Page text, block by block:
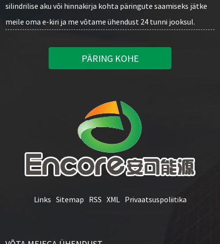
silindrilise aku või hinnakirja kohta päringute saamiseks jätke
meile oma e-kiri ja me võtame ühendust 24 tunni jooksul.
PÄRING KOHE
Links Sitemap RSS XML Privaatsuspoliitika